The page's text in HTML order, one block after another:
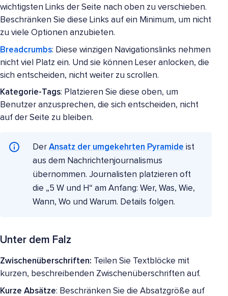
wichtigsten Links der Seite nach oben zu verschieben.
Beschränken Sie diese Links auf ein Minimum, um nicht
zu viele Optionen anzubieten.
Breadcrumbs: Diese winzigen Navigationslinks nehmen
nicht viel Platz ein. Und sie können Leser anlocken, die
sich entscheiden, nicht weiter zu scrollen.
Kategorie-Tags: Platzieren Sie diese oben, um
Benutzer anzusprechen, die sich entscheiden, nicht
auf der Seite zu bleiben.
Der Ansatz der umgekehrten Pyramide ist
aus dem Nachrichtenjournalismus
übernommen. Journalisten platzieren oft
die „5 W und H“ am Anfang: Wer, Was, Wie,
Wann, Wo und Warum. Details folgen.
Unter dem Falz
Zwischenüberschriften: Teilen Sie Textblöcke mit
kurzen, beschreibenden Zwischenüberschriften auf.
Kurze Absätze: Beschränken Sie die Absatzgröße auf